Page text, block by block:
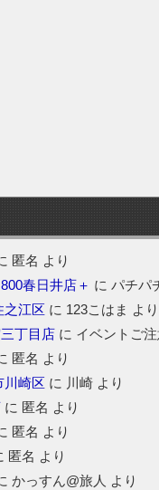
匿名 より
春日井店＋ に パチパ
之江区 に 123こはま より
丁目店に イベントご
匿名 より
川崎区 に 川崎より
に 匿名 より
匿名 より
匿名 より
かっすん@旅人 より